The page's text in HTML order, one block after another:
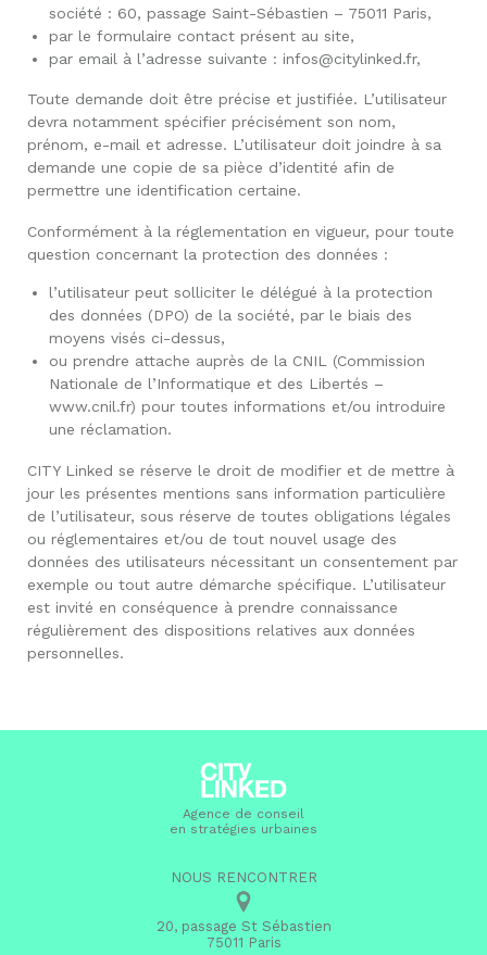
société : 60, passage Saint-Sébastien – 75011 Paris,
par le formulaire contact présent au site,
par email à l’adresse suivante : infos@citylinked.fr,
Toute demande doit être précise et justifiée. L’utilisateur
devra notamment spécifier précisément son nom,
prénom, e-mail et adresse. L’utilisateur doit joindre à sa
demande une copie de sa pièce d’identité afin de
permettre une identification certaine.
Conformément à la réglementation en vigueur, pour toute
question concernant la protection des données :
l’utilisateur peut solliciter le délégué à la protection
des données (DPO) de la société, par le biais des
moyens visés ci-dessus,
ou prendre attache auprès de la CNIL (Commission
Nationale de l’Informatique et des Libertés –
www.cnil.fr) pour toutes informations et/ou introduire
une réclamation.
CITY Linked se réserve le droit de modifier et de mettre à
jour les présentes mentions sans information particulière
de l’utilisateur, sous réserve de toutes obligations légales
ou réglementaires et/ou de tout nouvel usage des
données des utilisateurs nécessitant un consentement par
exemple ou tout autre démarche spécifique. L’utilisateur
est invité en conséquence à prendre connaissance
régulièrement des dispositions relatives aux données
personnelles.
Agence de conseil
en stratégies urbaines
NOUS RENCONTRER
20, passage St Sébastien
75011 Paris